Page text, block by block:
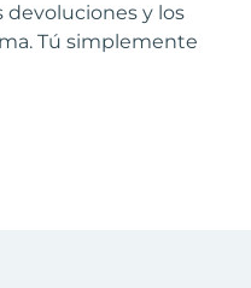
devoluciones y los
Tú simplemente